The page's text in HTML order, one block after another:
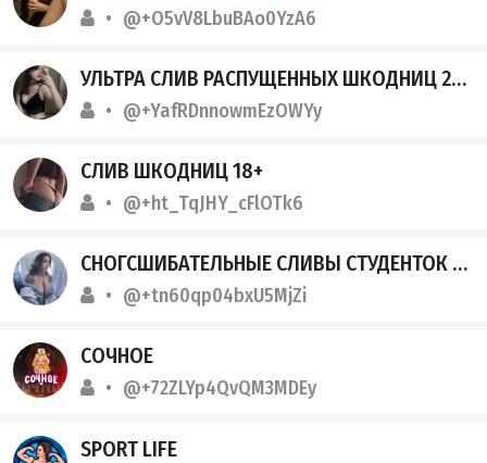
@+O5vV8LbuBAo0YzA6
УЛЬТРА СЛИВ РАСПУЩЕННЫХ ШКОДНИЦ 2026
@+YafRDnnowmEzOWYy
СЛИВ ШКОДНИЦ 18+
@+ht_TqJHY_cFlOTk6
СНОГСШИБАТЕЛЬНЫЕ СЛИВЫ СТУДЕНТОК
@+tn60qp04bxU5MjZi
СОЧНОЕ
@+72ZLYp4QvQM3MDEy
SPORT LIFE